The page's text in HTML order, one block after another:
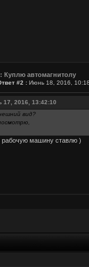
Куплю автомагнитолу
#2 : Июнь 18, 2016,
17, 2016, 13:42:10
вид?
рабочую машину ставлю )